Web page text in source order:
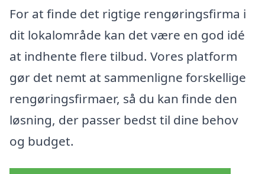
For at finde det rigtige rengøringsfirma i
dit lokalområde kan det være en god idé
at indhente flere tilbud. Vores platform
gør det nemt at sammenligne forskellige
rengøringsfirmaer, så du kan finde den
løsning, der passer bedst til dine behov
og budget.